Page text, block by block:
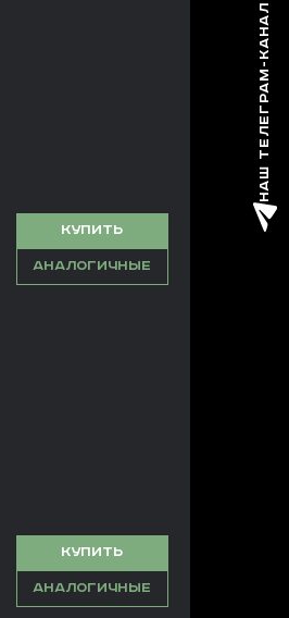
НАШ ТЕЛЕГРАМ-КАНАЛ
КУПИТЬ
АНАЛОГИЧНЫЕ
КУПИТЬ
АНАЛОГИЧНЫЕ